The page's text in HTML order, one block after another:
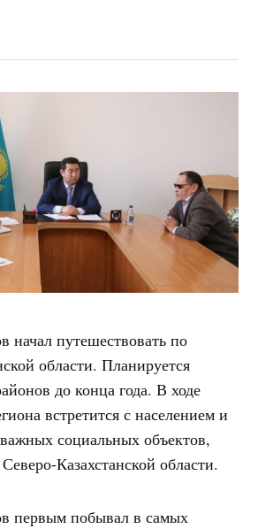
начал путешествовать по
области. Планируется
до конца года. В ходе
встретится с населением и
социальных объектов,
Казахстанской области.
первым побывал в самых